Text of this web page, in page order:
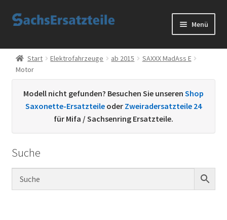
Zur
Zum
Menü
Start
AGB
Datenschutzerklärung
Kontakt
Sachs Ersatzteile
Start Elektrofahrzeuge ab 2015
SAXXX MadAss E
Motor
Modell nicht gefunden? Besuchen Sie unseren Shop
Saxonette-Ersatzteile oder Zweiradersatzteile 24
für Mifa / Sachsenring Ersatzteile.
Suche